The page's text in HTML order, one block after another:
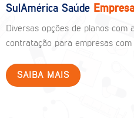
SulAmérica Saúde
Diversas opções de planos com
contratação para empresas
SAIBA MAIS